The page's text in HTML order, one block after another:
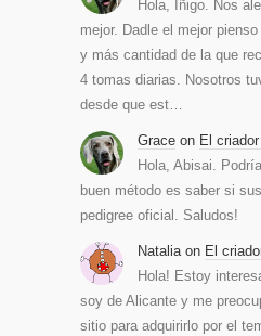
Hola, Íñigo. Nos
mejor. Dadle el mejor
y más cantidad de la que
4 tomas diarias. Nosotros
desde que est…
Grace on El
Hola, Abisai.
buen método es saber si
pedigree oficial. Saludos!
Natalia on El
Hola! Estoy
soy de Alicante y me
sitio para adquirirlo por el